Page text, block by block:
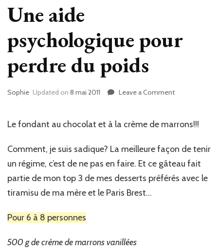
Une aide
psychologique pour
perdre du poids
Sophie Updated on 8 mai 2011 Leave a Comment
perdre
du
poids
Le fondant au chocolat et à la crème de marrons!!!
Comment, je suis sadique? La meilleure façon de tenir
un régime, c’est de ne pas en faire. Et ce gâteau fait
partie de mon top 3 de mes desserts préférés avec le
tiramisu de ma mère et le Paris Brest…
Pour 6 à 8 personnes
500 g de crème de marrons vanillées